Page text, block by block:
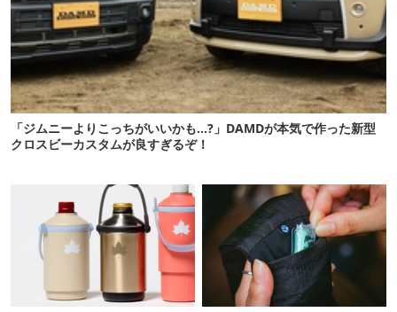
「ジムニーよりこっちがいいかも…?」DAMDが本気で作った新型
クロスビーカスタムが良すぎるぞ！